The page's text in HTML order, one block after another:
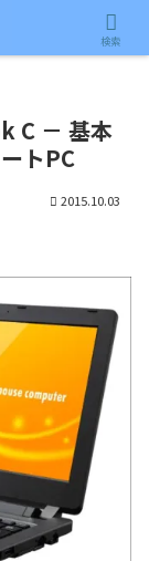
C － 基本
トPC
2015.10.03
検索